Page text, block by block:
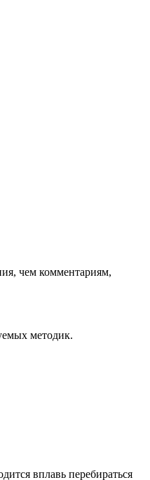
чем комментариям,
методик.
вплавь перебираться